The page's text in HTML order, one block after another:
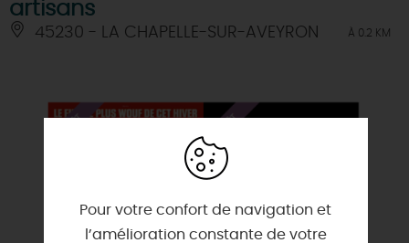
artisans
45230 - LA CHAPELLE-SUR-AVEYRON À 0.2 KM
Pour votre confort de navigation et
l’amélioration constante de votre